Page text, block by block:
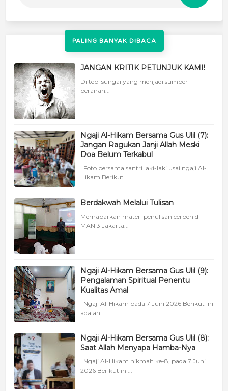
PALING BANYAK DIBACA
JANGAN KRITIK PETUNJUK KAMI!
Di tepi sungai yang menjadi sumber
perairan...
Ngaji Al-Hikam Bersama Gus Ulil (7):
Jangan Ragukan Janji Allah Meski
Doa Belum Terkabul
Foto bersama santri laki-laki usai ngaji Al-
Hikam Berikut...
Berdakwah Melalui Tulisan
Memaparkan materi penulisan cerpen di
MAN 3 Jakarta...
Ngaji Al-Hikam Bersama Gus Ulil (9):
Pengalaman Spiritual Penentu
Kualitas Amal
Ngaji Al-Hikam pada 7 Juni 2026 Berikut ini
adalah...
Ngaji Al-Hikam Bersama Gus Ulil (8):
Saat Allah Menyapa Hamba-Nya
Ngaji Al-Hikam hikmah ke-8, pada 7 Juni
2026 Berikut ini...